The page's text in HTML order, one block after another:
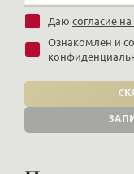
Даю согласие
Ознакомлен и